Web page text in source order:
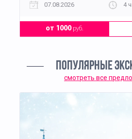
07.08.2026
4
от 1000руб.
ПОПУЛЯРНЫЕ
смотреть все